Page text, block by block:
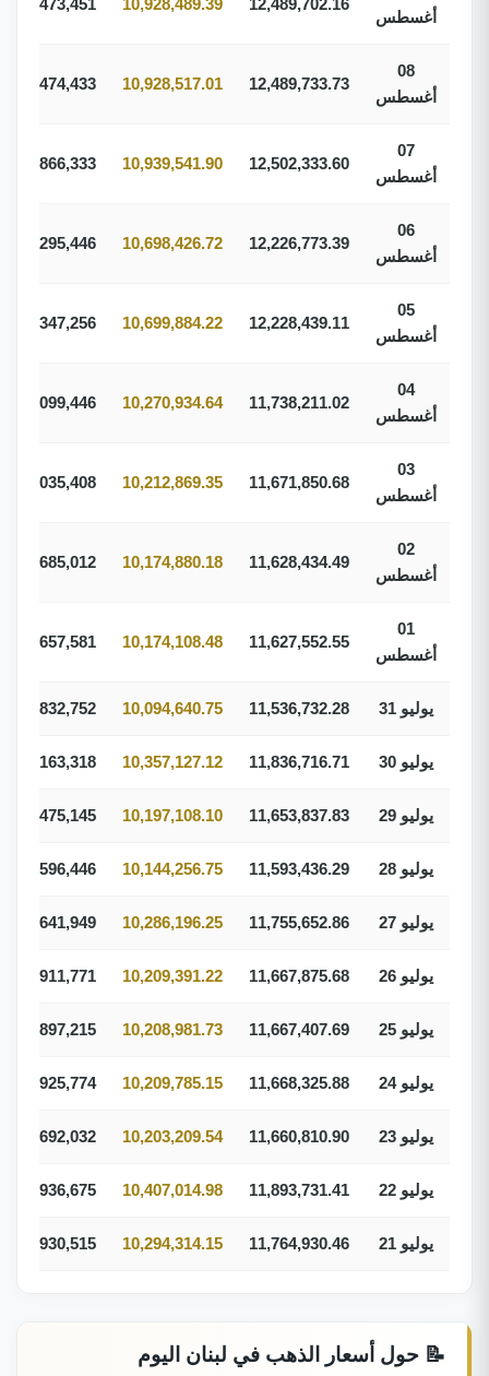
أغسطس
12,489,702.16
10,928,489.39
388,473,451
08
أغسطس
12,489,733.73
10,928,517.01
388,474,433
07
أغسطس
12,502,333.60
10,939,541.90
388,866,333
06
أغسطس
12,226,773.39
10,698,426.72
380,295,446
05
أغسطس
12,228,439.11
10,699,884.22
380,347,256
04
أغسطس
11,738,211.02
10,270,934.64
365,099,446
03
أغسطس
11,671,850.68
10,212,869.35
363,035,408
02
أغسطس
11,628,434.49
10,174,880.18
361,685,012
01
أغسطس
11,627,552.55
10,174,108.48
361,657,581
31 يوليو 11,536,732.28
10,094,640.75
358,832,752
30 يوليو 11,836,716.71
10,357,127.12
368,163,318
29 يوليو 11,653,837.83
10,197,108.10
362,475,145
28 يوليو 11,593,436.29
10,144,256.75
360,596,446
27 يوليو 11,755,652.86
10,286,196.25
365,641,949
26 يوليو 11,667,875.68
10,209,391.22
362,911,771
25 يوليو 11,667,407.69
10,208,981.73
362,897,215
24 يوليو 11,668,325.88
10,209,785.15
362,925,774
23 يوليو 11,660,810.90
10,203,209.54
362,692,032
22 يوليو 11,893,731.41
10,407,014.98
369,936,675
21 يوليو 11,764,930.46
10,294,314.15
365,930,515
📝 حول أسعار الذهب في لبنان اليوم